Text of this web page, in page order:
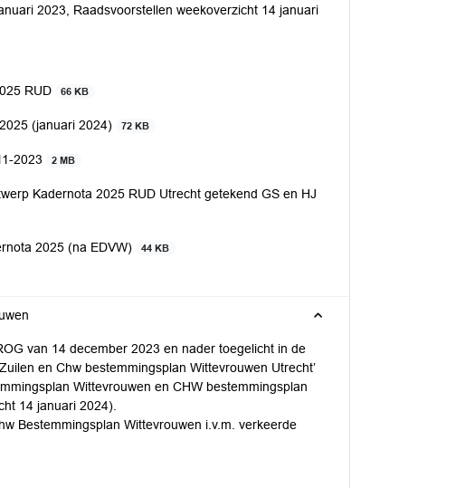
2023, Raadsvoorstellen weekoverzicht 14 januari
RUD
66 KB
(januari 2024) 72 KB
2023 2 MB
Kadernota 2025 RUD Utrecht getekend GS en HJ
2025 (na EDVW) 44 KB
van 14 december 2023 en nader toegelicht in de
en Chw bestemmingsplan Wittevrouwen Utrecht’
Wittevrouwen en CHW bestemmingsplan
14 januari 2024).
Bestemmingsplan Wittevrouwen i.v.m. verkeerde